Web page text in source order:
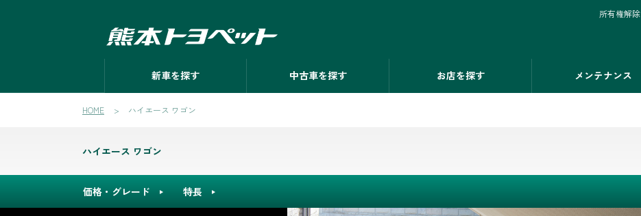
新車を探す 中古車を探す お店を探す メンテナンス
所有権解除
HOME ハイエース ワゴン
ハイエース ワゴン
価格・グレード 特長